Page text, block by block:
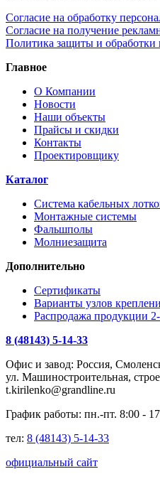
Согласие на обработку
Согласие на получение
Политика защиты и
Главное
О Компании
Новости
Наши объекты
Прайсы и скидки
Контакты
Проектировщику
Каталог
Система кабельных
Монтажные системы
Фальшполы
Молниезащита
Дополнительно
Сертификаты
Варианты узлов
Распродажа продукции
8 (48143) 5-14-33
Офис и завод: Россия,
ул. Машиностроительная,
t.kirilenko@grandline.ru
График работы: пн.-пт. 8:00 -
тел: 8 (48143) 5-14-33
официальный сайт